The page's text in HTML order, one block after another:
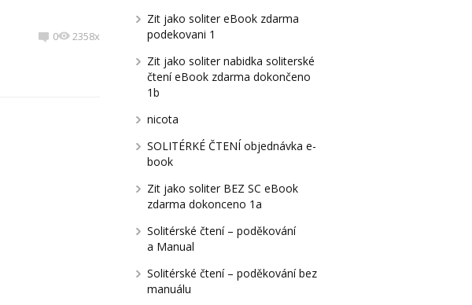
0 2358x
Zit jako soliter eBook zdarma
podekovani 1
Zit jako soliter nabidka soliterské
čtení eBook zdarma dokončeno
1b
nicota
SOLITÉRKÉ ČTENÍ objednávka e-
book
Zit jako soliter BEZ SC eBook
zdarma dokonceno 1a
Solitérské čtení – poděkování
a Manual
Solitérské čtení – poděkování bez
manuálu